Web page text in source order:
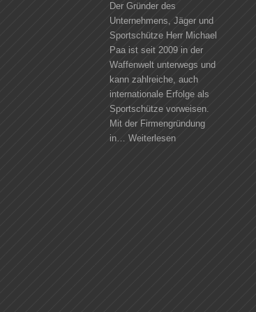
Der Gründer des
Unternehmens, Jäger und
Sportschütze Herr Michael
Paa ist seit 2009 in der
Waffenwelt unterwegs und
kann zahlreiche, auch
internationale Erfolge als
Sportschütze vorweisen.
Mit der Firmengründung
in… Weiterlesen